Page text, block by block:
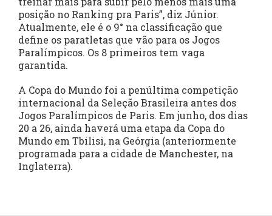
posição no Ranking pra Paris”, diz Júnior.
Atualmente, ele é o 9° na classificação que
define os paratletas que vão para os Jogos
Paralímpicos. Os 8 primeiros tem vaga
garantida.
A Copa do Mundo foi a penúltima competição
internacional da Seleção Brasileira antes dos
Jogos Paralímpicos de Paris. Em junho, dos dias
20 a 26, ainda haverá uma etapa da Copa do
Mundo em Tbilisi, na Geórgia (anteriormente
programada para a cidade de Manchester, na
Inglaterra).